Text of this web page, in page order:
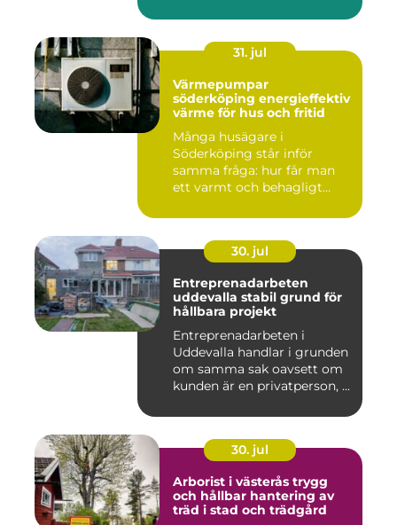
31. jul
Värmepumpar
söderköping energieffektiv
värme för hus och fritid
Många husägare i
Söderköping står inför
samma fråga: hur får man
ett varmt och behagligt
30. jul
Entreprenadarbeten
uddevalla stabil grund för
hållbara projekt
Entreprenadarbeten i
Uddevalla handlar i grunden
om samma sak oavsett om
kunden är en privatperson, ...
30. jul
Arborist i västerås trygg
och hållbar hantering av
träd i stad och trädgård